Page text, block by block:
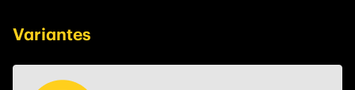
Variantes